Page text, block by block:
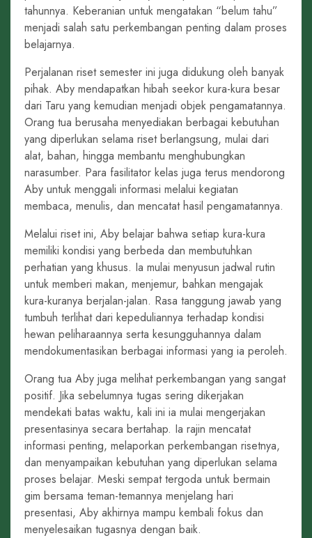
tahunnya. Keberanian untuk mengatakan “belum tahu”
menjadi salah satu perkembangan penting dalam proses
belajarnya.
Perjalanan riset semester ini juga didukung oleh banyak
pihak. Aby mendapatkan hibah seekor kura-kura besar
dari Taru yang kemudian menjadi objek pengamatannya.
Orang tua berusaha menyediakan berbagai kebutuhan
yang diperlukan selama riset berlangsung, mulai dari
alat, bahan, hingga membantu menghubungkan
narasumber. Para fasilitator kelas juga terus mendorong
Aby untuk menggali informasi melalui kegiatan
membaca, menulis, dan mencatat hasil pengamatannya.
Melalui riset ini, Aby belajar bahwa setiap kura-kura
memiliki kondisi yang berbeda dan membutuhkan
perhatian yang khusus. Ia mulai menyusun jadwal rutin
untuk memberi makan, menjemur, bahkan mengajak
kura-kuranya berjalan-jalan. Rasa tanggung jawab yang
tumbuh terlihat dari kepeduliannya terhadap kondisi
hewan peliharaannya serta kesungguhannya dalam
mendokumentasikan berbagai informasi yang ia peroleh.
Orang tua Aby juga melihat perkembangan yang sangat
positif. Jika sebelumnya tugas sering dikerjakan
mendekati batas waktu, kali ini ia mulai mengerjakan
presentasinya secara bertahap. Ia rajin mencatat
informasi penting, melaporkan perkembangan risetnya,
dan menyampaikan kebutuhan yang diperlukan selama
proses belajar. Meski sempat tergoda untuk bermain
gim bersama teman-temannya menjelang hari
presentasi, Aby akhirnya mampu kembali fokus dan
menyelesaikan tugasnya dengan baik.